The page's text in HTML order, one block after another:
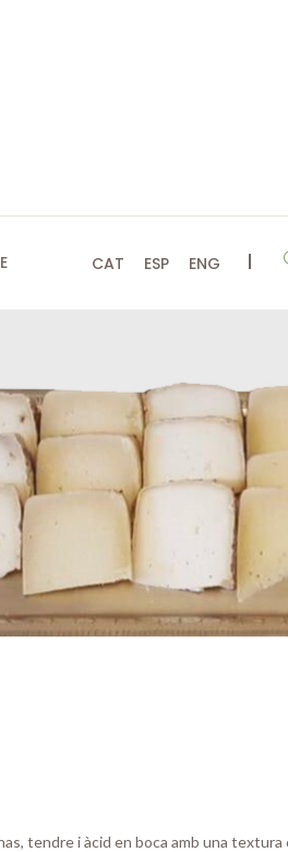
CAT ESP ENG
tendre i àcid en boca amb una textura